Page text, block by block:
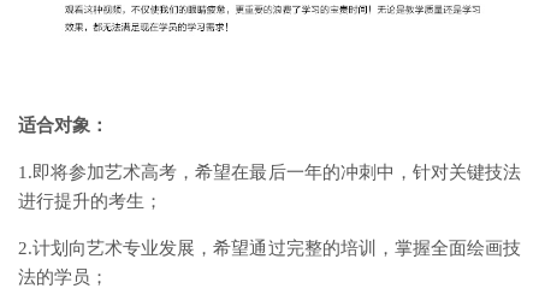
适合对象：
1.即将参加艺术高考，希望在最后一年的冲刺中，针对关键技法
进行提升的考生；
2.计划向艺术专业发展，希望通过完整的培训，掌握全面绘画技
法的学员；